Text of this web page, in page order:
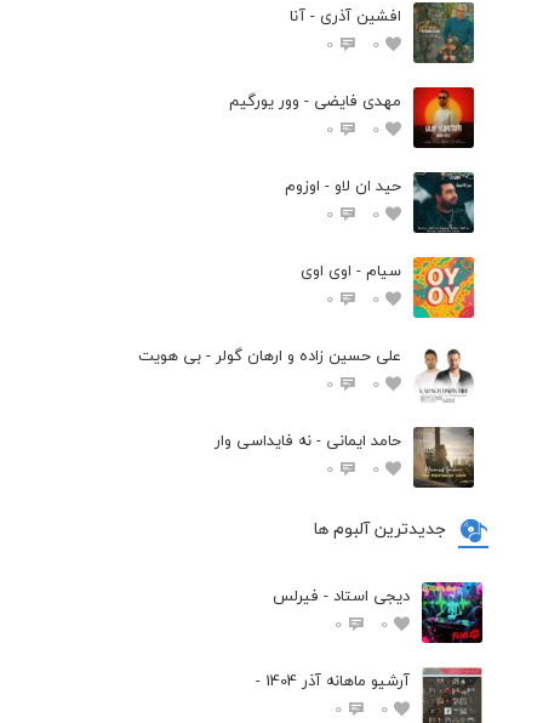
افشین آذری - آنا
0
0
مهدی فایضی - وور یورگیم
0
0
حید ان لاو - اوزوم
0
0
سیام - اوی اوی
0
0
علی حسین زاده و ارهان گولر - بی هویت
0
0
حامد ایمانی - نه فایداسی وار
0
0
جدیدترین آلبوم ها
دیجی استاد - فیرلس
0
0
آرشیو ماهانه آذر 1404 -
0
0